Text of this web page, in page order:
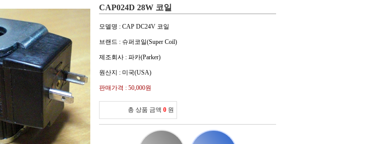
CAP024D 28W 코일
모델명 : CAP DC24V 코일
브랜드 : 슈퍼코일(Super Coil)
제조회사 : 파카(Parker)
원산지 : 미국(USA)
판매가격 : 50,000원
총 상품 금액 0 원